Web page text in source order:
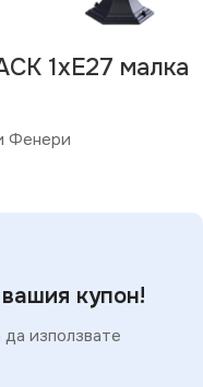
1xE27 малка
Фенери
купон!
използвате